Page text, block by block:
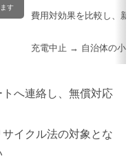
費用対効果を比較し、新
充電中止 → 自治体の小型
す
へ連絡し、無償対応
イクル法の対象とな